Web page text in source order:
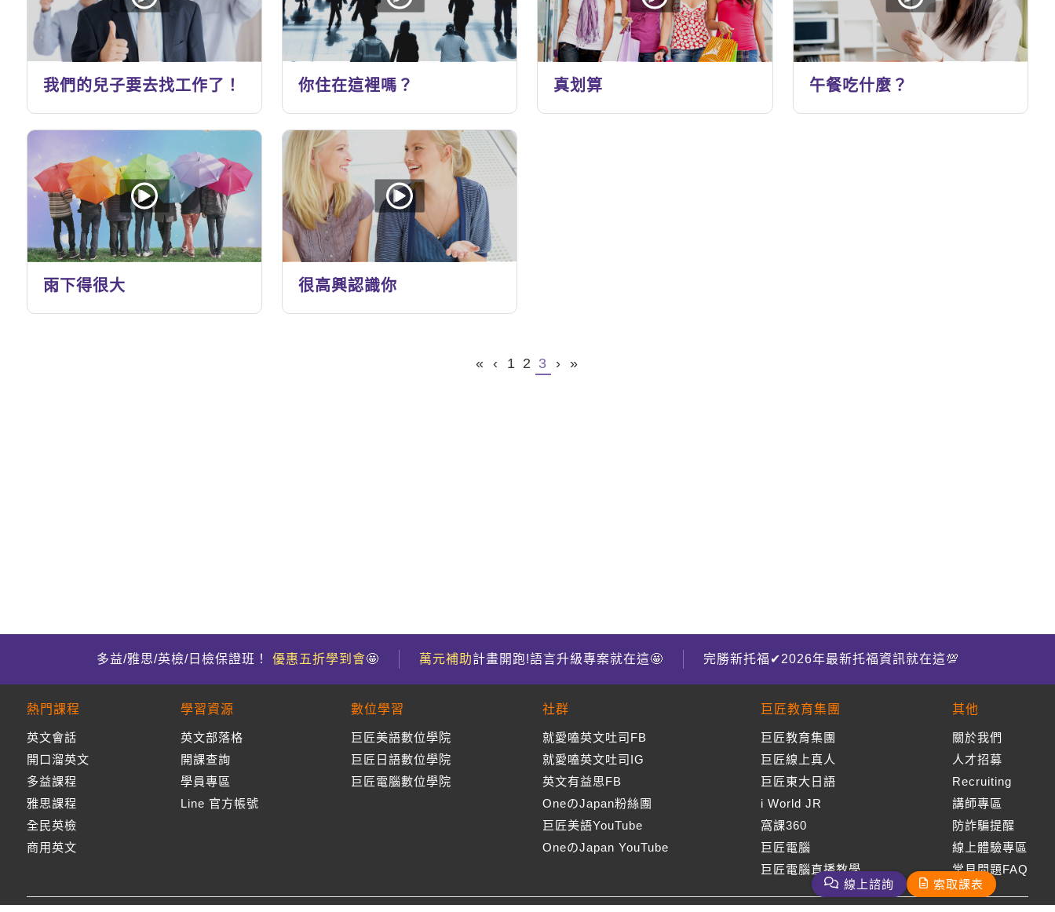
我們的兒子要去找工作了！ 你住在這裡嗎？ 真划算 午餐吃什麼？
雨下得很大 很高興認識你
« ‹ 1 2 3 › »
多益/雅思/英檢/日檢保證班！ 優惠五折學到會🤩 萬元補助計畫開跑!語言升級專案就在這🤩 完勝新托福✔2026年最新托福資訊就在這💯
熱門課程
英文會話
開口溜英文
多益課程
雅思課程
全民英檢
商用英文
學習資源
英文部落格
開課查詢
學員專區
Line 官方帳號
數位學習
巨匠美語數位學院
巨匠日語數位學院
巨匠電腦數位學院
社群
就愛嗑英文吐司FB
就愛嗑英文吐司IG
英文有益思FB
OneのJapan粉絲團
巨匠美語YouTube
OneのJapan YouTube
巨匠教育集團
巨匠教育集團
巨匠線上真人
巨匠東大日語
i World JR
窩課360
巨匠電腦
巨匠電腦直播教學
其他
關於我們
人才招募
Recruiting
講師專區
防詐騙提醒
線上體驗專區
常見問題FAQ
線上諮詢
索取課表